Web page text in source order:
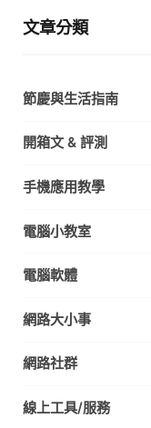
文章分類
節慶與生活指南
開箱文 & 評測
手機應用教學
電腦小教室
電腦軟體
網路大小事
網路社群
線上工具/服務